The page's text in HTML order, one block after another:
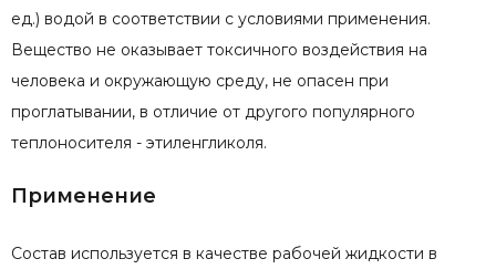
ед.) водой в соответствии с условиями применения.
Вещество не оказывает токсичного воздействия на
человека и окружающую среду, не опасен при
проглатывании, в отличие от другого популярного
теплоносителя - этиленгликоля.
Применение
Состав используется в качестве рабочей жидкости в